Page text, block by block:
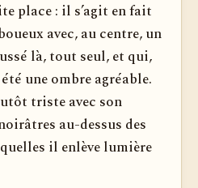
place : il s’agit en fait
avec, au centre, un
là, tout seul, et qui,
une ombre agréable.
triste avec son
au-dessus des
il enlève lumière